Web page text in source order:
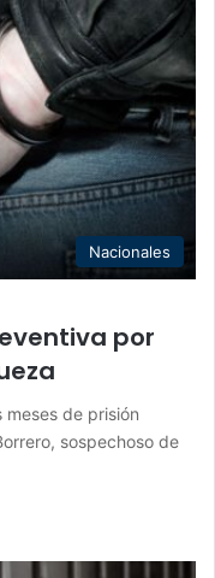
Nacionales
por
de prisión
sospechoso de